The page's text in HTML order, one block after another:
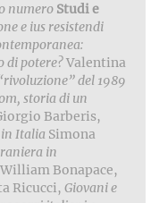
numero Studi e
e ius resistendi
di potere?Valentina
del 1989
storia di un
Barberis,
Italia Simona
in
William Bonapace,
Ricucci, Giovani e